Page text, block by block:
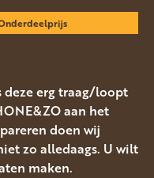
deze erg traag/loopt
aan het
doen wij
zo alledaags. U wilt
maken.